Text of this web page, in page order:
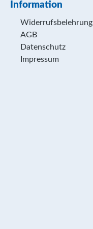
Information
Widerrufsbelehrung
AGB
Datenschutz
Impressum